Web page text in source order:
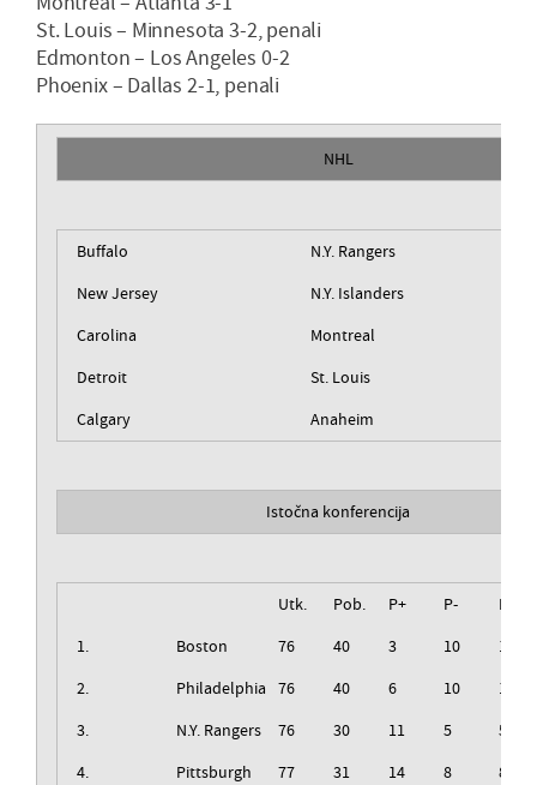
St. Louis – Minnesota 3-2, penali
Edmonton – Los Angeles 0-2
Phoenix – Dallas 2-1, penali
NHL
Buffalo
N.Y. Rangers
New Jersey
N.Y. Islanders
Carolina
Montreal
Detroit
St. Louis
Calgary
Anaheim
Istočna konferencija
Utk. Pob. P+ P-
Izg.
1.
Boston 76 40 3 10
10
2.
Philadelphia 76 40 6 10
10
3.
N.Y. Rangers 76 30 11 5
5
4.
Pittsburgh 77 31 14 8
8